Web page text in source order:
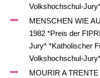
Volkshochschul-
MENSCHEN WIE
1982 *Preis der
Jury* *Katholischer
Volkshochschul-
MOURIR A